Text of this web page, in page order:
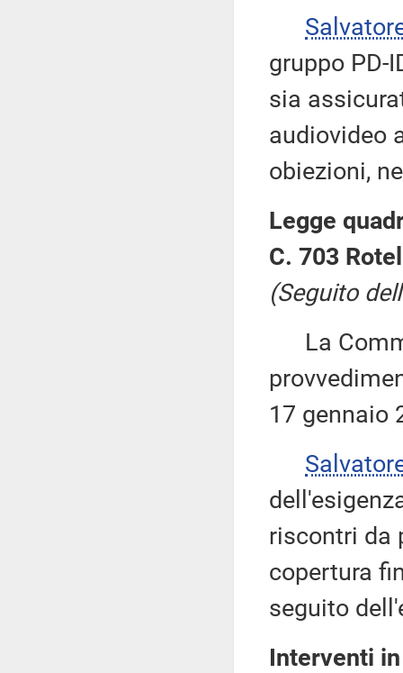
gruppo PD-
sia
audiovideo
obiezioni,
Legge
C. 703
(Seguito
La
17 gennaio
riscontri da
copertura
seguito
Interventi